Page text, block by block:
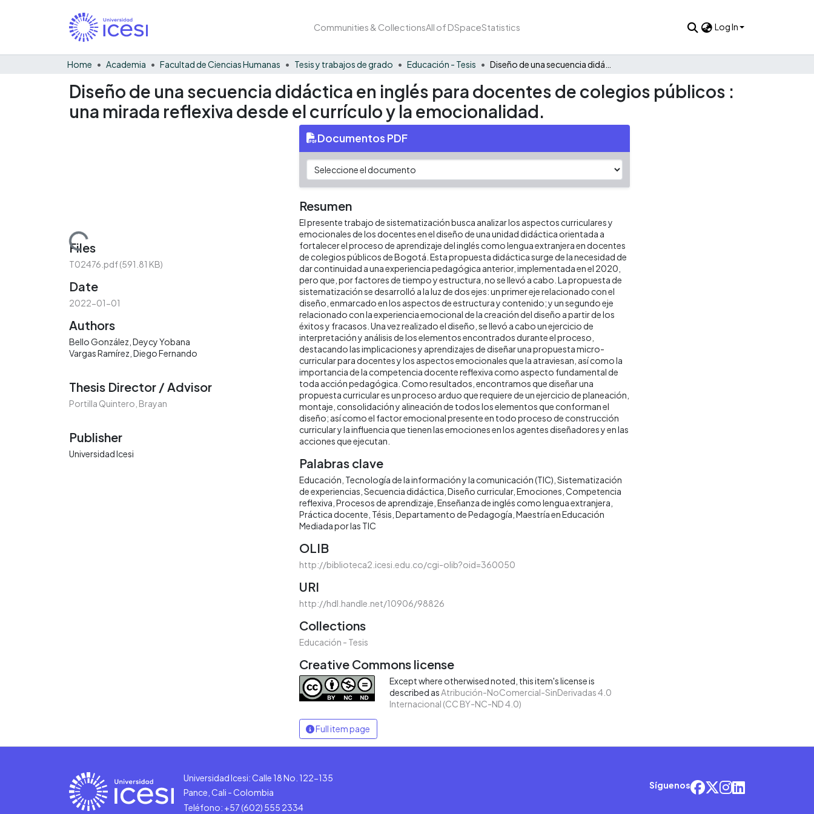
Communities & CollectionsAll of DSpaceStatistics Log In
Home Academia Facultad de Ciencias Humanas Tesis y trabajos de grado Educación - Tesis
Diseño de una secuencia didáctica en inglés para docentes de colegios públicos :
una mirada reflexiva desde el currículo y la emocionalidad.
Loading...
Files
T02476.pdf(591.81 KB)
Date
2022-01-01
Authors
Bello González, Deycy Yobana
Vargas Ramírez, Diego Fernando
Thesis Director / Advisor
Portilla Quintero, Brayan
Publisher
Universidad Icesi
Documentos PDF
Resumen
El presente trabajo de sistematización busca analizar los aspectos curriculares y
emocionales de los docentes en el diseño de una unidad didáctica orientada a
fortalecer el proceso de aprendizaje del inglés como lengua extranjera en docentes
de colegios públicos de Bogotá. Esta propuesta didáctica surge de la necesidad de
dar continuidad a una experiencia pedagógica anterior, implementada en el 2020,
pero que, por factores de tiempo y estructura, no se llevó a cabo. La propuesta de
sistematización se desarrolló a la luz de dos ejes: un primer eje relacionado con el
diseño, enmarcado en los aspectos de estructura y contenido; y un segundo eje
relacionado con la experiencia emocional de la creación del diseño a partir de los
éxitos y fracasos. Una vez realizado el diseño, se llevó a cabo un ejercicio de
interpretación y análisis de los elementos encontrados durante el proceso,
destacando las implicaciones y aprendizajes de diseñar una propuesta micro-
curricular para docentes y los aspectos emocionales que la atraviesan, así como la
importancia de la competencia docente reflexiva como aspecto fundamental de
toda acción pedagógica. Como resultados, encontramos que diseñar una
propuesta curricular es un proceso arduo que requiere de un ejercicio de planeación,
montaje, consolidación y alineación de todos los elementos que conforman el
diseño; así como el factor emocional presente en todo proceso de construcción
curricular y la influencia que tienen las emociones en los agentes diseñadores y en las
acciones que ejecutan.
Palabras clave
Educación Tecnología de la información y la comunicación (TIC) Sistematización
de experiencias Secuencia didáctica Diseño curricular Emociones Competencia
reflexiva Procesos de aprendizaje Enseñanza de inglés como lengua extranjera
Práctica docente Tésis Departamento de Pedagogía Maestría en Educación
Mediada por las TIC
OLIB
http://biblioteca2.icesi.edu.co/cgi-olib?oid=360050
URI
http://hdl.handle.net/10906/98826
Collections
Educación - Tesis
Creative Commons license
Except where otherwised noted, this item's license is
described as Atribución-NoComercial-SinDerivadas 4.0
Internacional (CC BY-NC-ND 4.0)
Full item page
Universidad Icesi: Calle 18 No. 122-135
Pance, Cali - Colombia
Teléfono: +57 (602) 555 2334
Síguenos